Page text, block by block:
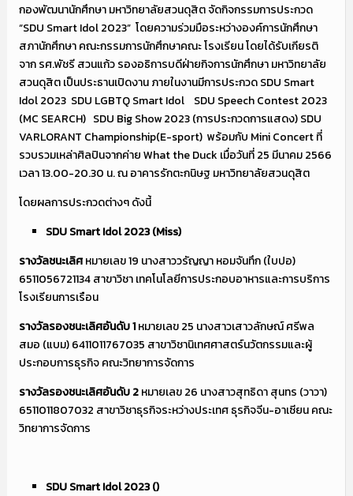
กองพัฒนานักศึกษา มหาวิทยาลัยสวนดุสิต จัดกิจกรรมการประกวด
“SDU Smart Idol 2023” โดยความร่วมมือระหว่างองค์การนักศึกษา
สภานักศึกษา คณะกรรมการนักศึกษาคณะ โรงเรียน โดยได้รับเกียรติ
จาก รศ.พัชรี สวนแก้ว รองอธิการบดีฝ่ายกิจการนักศึกษา มหาวิทยาลัย
สวนดุสิต เป็นประธานเปิดงาน ภายในงานมีการประกวด SDU Smart
Idol 2023 SDU LGBTQ Smart Idol SDU Speech Contest 2023
(MC SEARCH) SDU Big Show 2023 (การประกวดการแสดง) SDU
VARLORANT Championship(E-sport) พร้อมกับ Mini Concert ที่
รวบรวมเหล่าศิลปินจากค่าย What the Duck เมื่อวันที่ 25 มีนาคม 2566
เวลา 13.00-20.30 น. ณ อาคารรักตะกนิษฐ มหาวิทยาลัยสวนดุสิต
โดยผลการประกวดต่างๆ ดังนี้
SDU Smart Idol 2023 (Miss)
รางวัลชนะเลิศหมายเลข 19 นางสาววรัญญา หอมจันทึก (ใบปอ)
6511056721134 สาขาวิชา เทคโนโลยีการประกอบอาหารและการบริการ
โรงเรียนการเรือน
รางวัลรองชนะเลิศอันดับ1หมายเลข 25 นางสาวเสาวลักษณ์ ศรีพล
สมอ (แบม) 6411011767035 สาขาวิชานิเทศศาสตร์นวัตกรรมและผู้
ประกอบการธุรกิจ คณะวิทยาการจัดการ
รางวัลรองชนะเลิศอันดับ2หมายเลข 26 นางสาวสุทธิดา สุนทร (วาวา)
6511011807032 สาขาวิชาธุรกิจระหว่างประเทศ ธุรกิจจีน-อาเซียน คณะ
วิทยาการจัดการ
SDU Smart Idol 2023 ()